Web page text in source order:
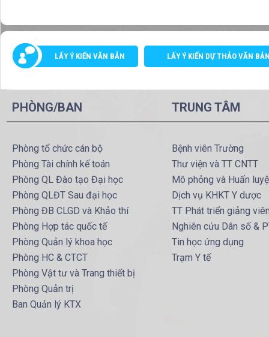
LẤY Ý KIẾN VĂN BẢN LẤY Ý KIẾN DỰ THẢO VĂN
PHÒNG/BAN
Phòng tổ chức cán bộ
Phòng Tài chính kế toán
Phòng QL Đào tạo Đại học
Phòng QLĐT Sau đại học
Phòng ĐB CLGD và Khảo thí
Phòng Hợp tác quốc tế
Phòng Quản lý khoa học
Phòng HC & CTCT
Phòng Vật tư và Trang thiết bị
Phòng Quản trị
Ban Quản lý KTX
TRUNG TÂM
Bệnh viên Trường
Thư viện và TT CNTT
Mô phỏng và Huấn
Dịch vụ KHKT Y dược
TT Phát triển giảng
Nghiên cứu Dân số &
Tin học ứng dụng
Trạm Y tế